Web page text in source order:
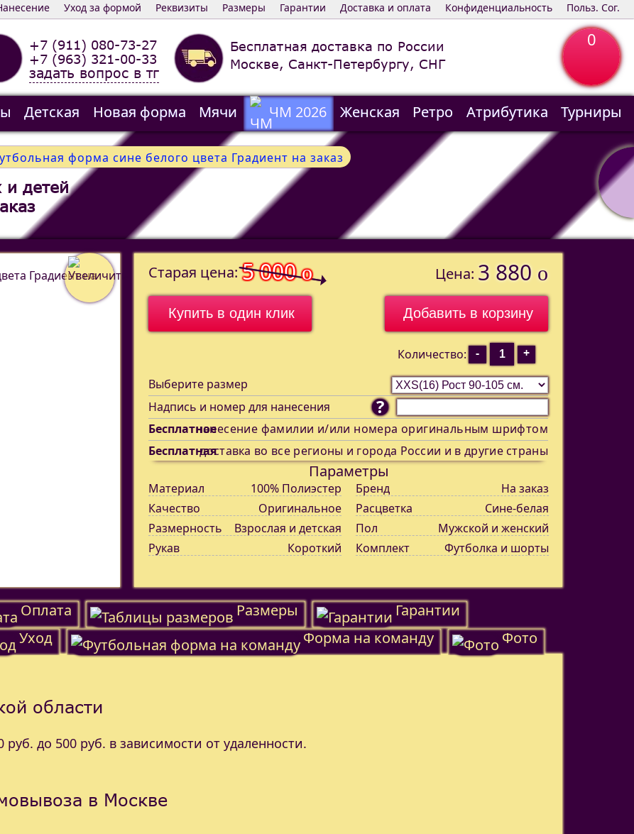
Польз. Сог.
Конфиденциальность
Доставка и оплата
Гарантии
Размеры
Реквизиты
Уход за формой
+7 (911) 080-73-27
+7 (963) 321-00-33
задать вопрос в тг
Бесплатная доставка по России
Москве, Санкт-Петербургу, СНГ
Детская Новая форма Мячи ЧМ 2026 Женская Ретро Атрибутика
Турниры
форма сине белого цвета Градиент на заказ
детей
Старая цена: 5 000o Цена: 3 880 o
Купить в один клик
Количество: -
+
Выберите размер
Надпись и номер для нанесения
?
Бесплатноенанесение фамилии и/или номера оригинальным шрифтом
Бесплатнаядоставка во все регионы и города России и в другие страны
Параметры
Материал 100% Полиэстер Бренд
На заказ
Качество
Оригинальное Расцветка
Сине-белая
Размерность
Взрослая и детская Пол
Мужской и женский
Рукав
Короткий Комплект Футболка и шорты
Оплата Размеры
Гарантии
Уход Форма на команду Фото
области
до 500 руб. в зависимости от удаленности.
в Москве
0